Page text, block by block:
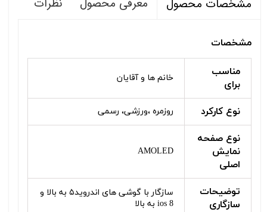
مشخصات محصول معرفی محصول نظرات
مشخصات
مناسب
برای
خانم ها و آقایان
نوع کارکرد روزمره ،ورزشی، رسمی
نوع صفحه
نمایش
اصلی
AMOLED
توضیحات
سازگاری
سازگار با گوشی های اندروید۵ به بالا و
ios 8 به بالا